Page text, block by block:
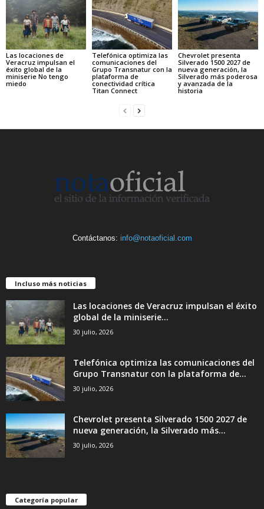
Las locaciones de
Veracruz impulsan el
éxito global de la
miniserie No tengo
miedo
Telefónica optimiza las
comunicaciones del
Grupo Transnatur con la
plataforma de
conectividad crítica
Titan Connect
Chevrolet presenta
Silverado 1500 2027 de
nueva generación, la
Silverado más poderosa
y avanzada de la
historia
Contáctanos: info@notaoficial.com
Incluso más noticias
Las locaciones de Veracruz impulsan el éxito
global de la miniserie...
30 julio, 2026
Telefónica optimiza las comunicaciones del
Grupo Transnatur con la plataforma de...
30 julio, 2026
Chevrolet presenta Silverado 1500 2027 de
nueva generación, la Silverado más...
30 julio, 2026
Categoría popular